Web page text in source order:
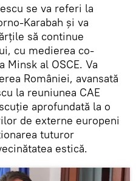
se va referi la
Karabah şi va
să continue
cu medierea co-
al OSCE. Va
României, avansată
la reuniunea CAE
aprofundată la o
de externe europeni
tuturor
estică.